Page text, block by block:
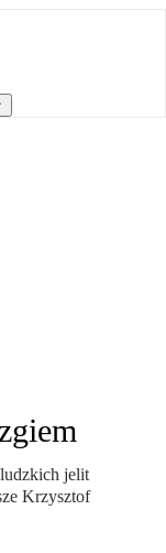
jelit
Krzysztof